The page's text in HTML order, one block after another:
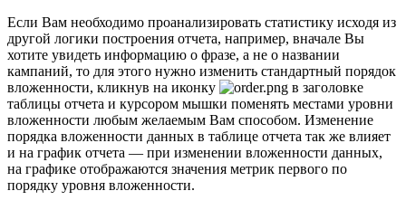
Если Вам необходимо проанализировать статистику исходя из
другой логики построения отчета, например, вначале Вы
хотите увидеть информацию о фразе, а не о названии
кампаний, то для этого нужно изменить стандартный порядок
вложенности, кликнув на иконку
в заголовке
таблицы отчета и курсором мышки поменять местами уровни
вложенности любым желаемым Вам способом. Изменение
порядка вложенности данных в таблице отчета так же влияет
и на график отчета — при изменении вложенности данных,
на графике отображаются значения метрик первого по
порядку уровня вложенности.